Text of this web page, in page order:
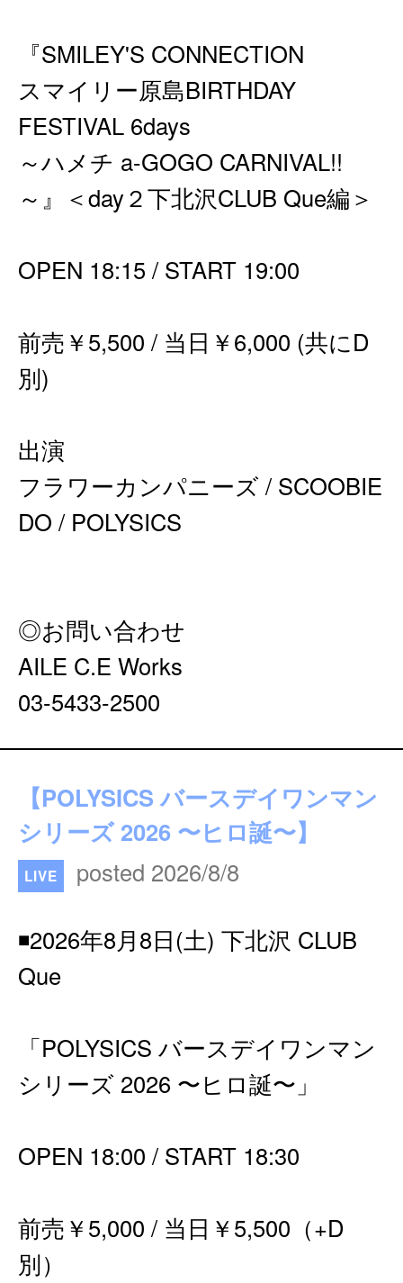
『SMILEY'S CONNECTION
スマイリー原島BIRTHDAY
FESTIVAL 6days
～ハメチ a-GOGO CARNIVAL!!
～』＜day２下北沢CLUB Que編＞
OPEN 18:15 / START 19:00
前売￥5,500 / 当日￥6,000 (共にD
別)
出演
フラワーカンパニーズ / SCOOBIE
DO / POLYSICS
◎お問い合わせ
AILE C.E Works
03-5433-2500
【POLYSICS バースデイワンマン
シリーズ 2026 〜ヒロ誕〜】
LIVE posted 2026/8/8
◾️2026年8月8日(土) 下北沢 CLUB
Que
「POLYSICS バースデイワンマン
シリーズ 2026 〜ヒロ誕〜」
OPEN 18:00 / START 18:30
前売￥5,000 / 当日￥5,500（+D
別）